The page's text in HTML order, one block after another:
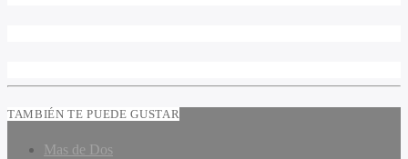
TAMBIÉN TE PUEDE GUSTAR
Mas de Dos